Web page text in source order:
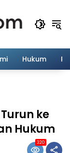
Hukum
ke
Hukum
320